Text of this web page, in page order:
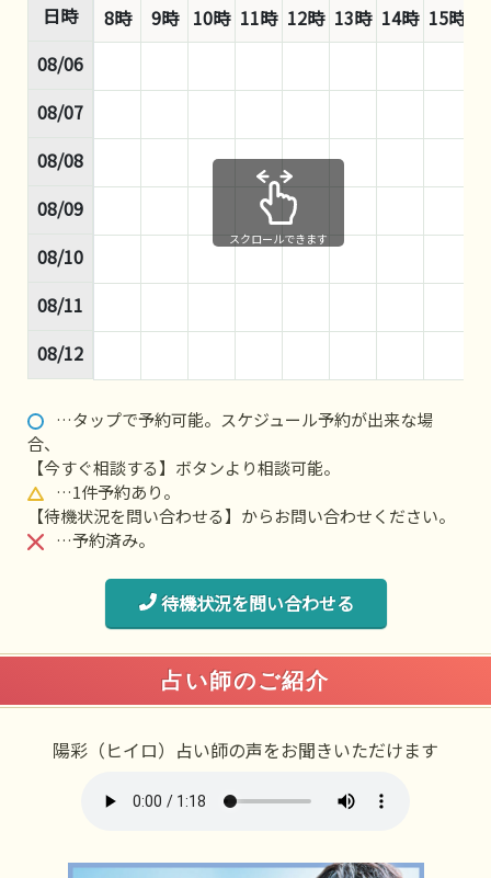
日時
08/06
08/07
08/08
08/09
08/10
08/11
08/12
8時 9時 10時 11時 12時 13時 14時 15時
スクロールできます
…タップで予約可能。スケジュール予約が出来な場
合、
【今すぐ相談する】ボタンより相談可能。
…1件予約あり。
【待機状況を問い合わせる】からお問い合わせください。
…予約済み。
待機状況を問い合わせる
占い師のご紹介
陽彩（ヒイロ）占い師の声をお聞きいただけます